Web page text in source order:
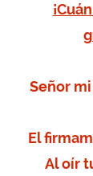
Señor
El
Al oír